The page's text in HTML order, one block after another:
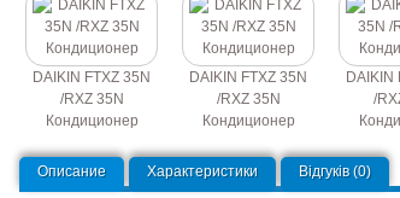
DAIKIN FTXZ 35N
/RXZ 35N
Кондиционер
DAIKIN FTXZ 35N
/RXZ 35N
Кондиционер
DAIKIN
/
Описание Характеристики Відгуків (0)